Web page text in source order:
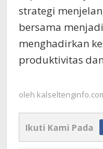
strategi
bersama
menghadirkan
produktivitas
oleh
Ikuti Kami Pada